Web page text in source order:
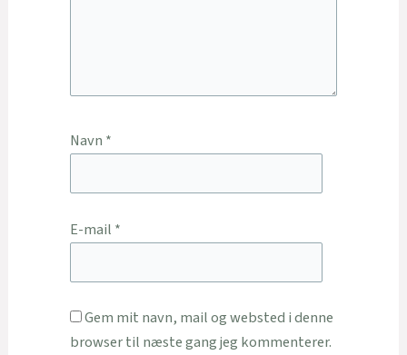
Navn *
E-mail *
Gem mit navn, mail og websted i denne
browser til næste gang jeg kommenterer.